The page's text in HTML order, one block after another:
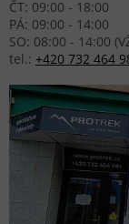
ČT: 09:00 - 18:00
PÁ: 09:00 - 14:00
SO: 08:00 - 14:00
tel.: +420 732 464